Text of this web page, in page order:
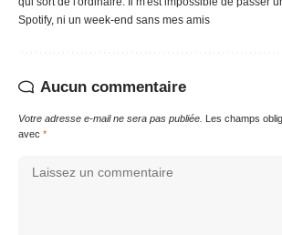
Spotify, ni un week-end sans mes amis
Aucun commentaire
Votre adresse e-mail ne sera pas publiée. Les champs
avec *